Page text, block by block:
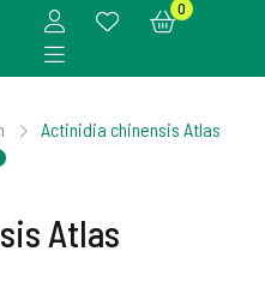
0
Actinidia chinensis Atlas
Atlas